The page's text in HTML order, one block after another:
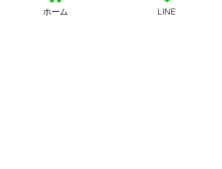
文京区地域密着型の街の不動産
ホーム LINE